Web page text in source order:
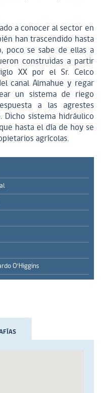
a conocer al sector en
han trascendido hasta
poco se sabe de ellas a
construidas a partir
XX por el Sr. Celco
canal Almahue y regar
un sistema de riego
a las agrestes
Dicho sistema hidráulico
hasta el día de hoy se
agrícolas.
O'Higgins